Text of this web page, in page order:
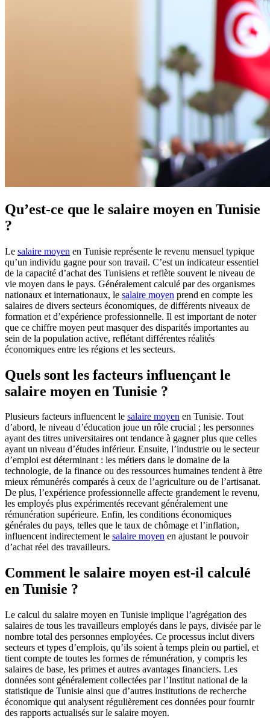
Qu’est-ce que le salaire moyen en Tunisie
?
Le salaire moyen en Tunisie représente le revenu mensuel typique
qu’un individu gagne pour son travail. C’est un indicateur essentiel
de la capacité d’achat des Tunisiens et reflète souvent le niveau de
vie moyen dans le pays. Généralement calculé par des organismes
nationaux et internationaux, le salaire moyen prend en compte les
salaires de divers secteurs économiques, de différents niveaux de
formation et d’expérience professionnelle. Il est important de noter
que ce chiffre moyen peut masquer des disparités importantes au
sein de la population active, reflétant différentes réalités
économiques entre les régions et les secteurs.
Quels sont les facteurs influençant le
salaire moyen en Tunisie ?
Plusieurs facteurs influencent le salaire moyen en Tunisie. Tout
d’abord, le niveau d’éducation joue un rôle crucial ; les personnes
ayant des titres universitaires ont tendance à gagner plus que celles
ayant un niveau d’études inférieur. Ensuite, l’industrie ou le secteur
d’emploi est déterminant : les métiers dans le domaine de la
technologie, de la finance ou des ressources humaines tendent à être
mieux rémunérés comparés à ceux de l’agriculture ou de l’artisanat.
De plus, l’expérience professionnelle affecte grandement le revenu,
les employés plus expérimentés recevant généralement une
rémunération supérieure. Enfin, les conditions économiques
générales du pays, telles que le taux de chômage et l’inflation,
influencent indirectement le salaire moyen en ajustant le pouvoir
d’achat réel des travailleurs.
Comment le salaire moyen est-il calculé
en Tunisie ?
Le calcul du salaire moyen en Tunisie implique l’agrégation des
salaires de tous les travailleurs employés dans le pays, divisée par le
nombre total des personnes employées. Ce processus inclut divers
secteurs et types d’emplois, qu’ils soient à temps plein ou partiel, et
tient compte de toutes les formes de rémunération, y compris les
salaires de base, les primes et autres avantages financiers. Les
données sont généralement collectées par l’Institut national de la
statistique de Tunisie ainsi que d’autres institutions de recherche
économique qui analysent régulièrement ces données pour fournir
des rapports actualisés sur le salaire moyen.